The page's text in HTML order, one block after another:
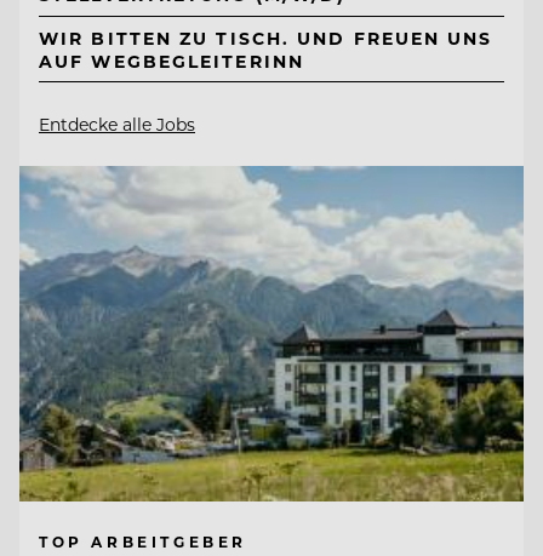
WIR BITTEN ZU TISCH. UND FREUEN UNS
AUF WEGBEGLEITERINN
Entdecke alle Jobs
TOP ARBEITGEBER